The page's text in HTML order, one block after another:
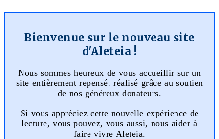
Bienvenue sur le nouveau site
d'Aleteia !
Nous sommes heureux de vous accueillir sur un
site entièrement repensé, réalisé grâce au soutien
de nos généreux donateurs.
Si vous appréciez cette nouvelle expérience de
lecture, vous pouvez, vous aussi, nous aider à
faire vivre Aleteia.